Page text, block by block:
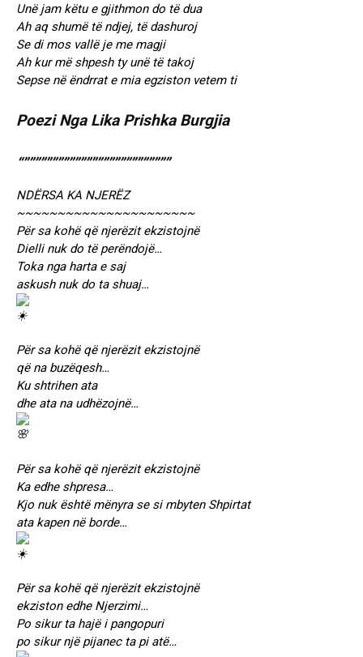
Unë jam këtu e gjithmon do të dua
Ah aq shumë të ndjej, të dashuroj
Se di mos vallë je me magji
Ah kur më shpesh ty unë të takoj
Sepse në ëndrrat e mia egziston vetem ti
Poezi Nga Lika Prishka Burgjia
“””””””””””””””””””””””””””
NDËRSA KA NJERËZ
~~~~~~~~~~~~~~~~~~~~~~
Për sa kohë që njerëzit ekzistojnë
Dielli nuk do të perëndojë…
Toka nga harta e saj
askush nuk do ta shuaj…
Për sa kohë që njerëzit ekzistojnë
që na buzëqesh…
Ku shtrihen ata
dhe ata na udhëzojnë…
Për sa kohë që njerëzit ekzistojnë
Ka edhe shpresa…
Kjo nuk është mënyra se si mbyten Shpirtat
ata kapen në borde…
Për sa kohë që njerëzit ekzistojnë
ekziston edhe Njerzimi…
Po sikur ta hajë i pangopuri
po sikur një pijanec ta pi atë…